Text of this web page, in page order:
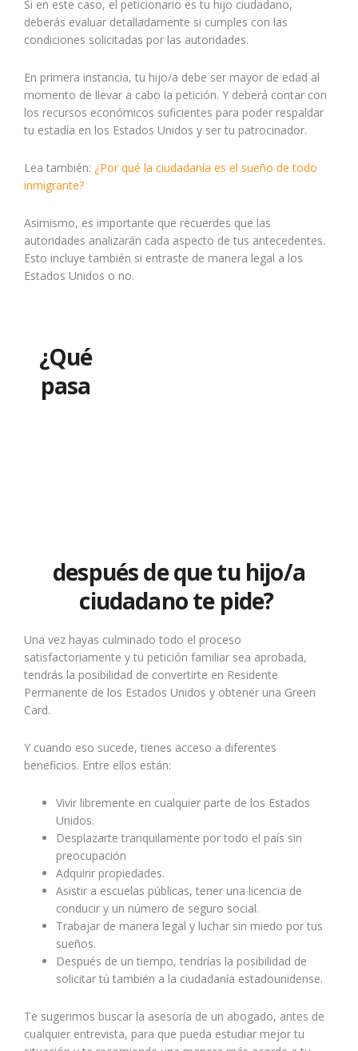
Si en este caso, el peticionario es tu hijo ciudadano,
deberás evaluar detalladamente si cumples con las
condiciones solicitadas por las autoridades.
En primera instancia, tu hijo/a debe ser mayor de edad al
momento de llevar a cabo la petición. Y deberá contar con
los recursos económicos suficientes para poder respaldar
tu estadía en los Estados Unidos y ser tu patrocinador.
Lea también: ¿Por qué la ciudadanía es el sueño de todo
inmigrante?
Asimismo, es importante que recuerdes que las
autoridades analizarán cada aspecto de tus antecedentes.
Esto incluye también si entraste de manera legal a los
Estados Unidos o no.
¿Qué
pasa
después de que tu hijo/a
ciudadano te pide?
Una vez hayas culminado todo el proceso
satisfactoriamente y tu petición familiar sea aprobada,
tendrás la posibilidad de convertirte en Residente
Permanente de los Estados Unidos y obtener una Green
Card.
Y cuando eso sucede, tienes acceso a diferentes
beneficios. Entre ellos están:
Vivir libremente en cualquier parte de los Estados
Unidos.
Desplazarte tranquilamente por todo el país sin
preocupación
Adquirir propiedades.
Asistir a escuelas públicas, tener una licencia de
conducir y un número de seguro social.
Trabajar de manera legal y luchar sin miedo por tus
sueños.
Después de un tiempo, tendrías la posibilidad de
solicitar tú también a la ciudadanía estadounidense.
Te sugerimos buscar la asesoría de un abogado, antes de
cualquier entrevista, para que pueda estudiar mejor tu